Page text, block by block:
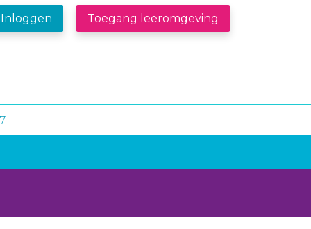
Inloggen Toegang leeromgeving